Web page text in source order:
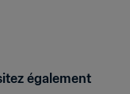
également